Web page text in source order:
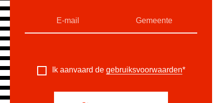
Ik aanvaard de gebruiksvoorwaarden*